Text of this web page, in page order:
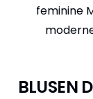
feminine
BLUSEN